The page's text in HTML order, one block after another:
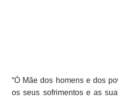
“Ó Mãe dos homens e dos
os seus sofrimentos e as